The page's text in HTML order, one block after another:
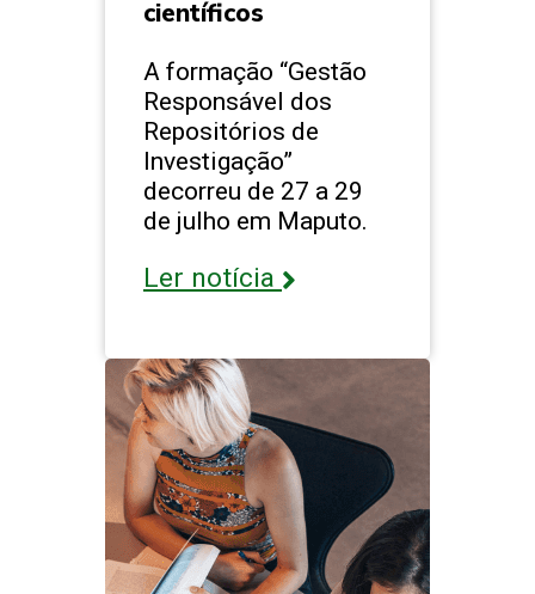
científicos
A formação “Gestão
Responsável dos
Repositórios de
Investigação”
decorreu de 27 a 29
de julho em Maputo.
Ler notícia